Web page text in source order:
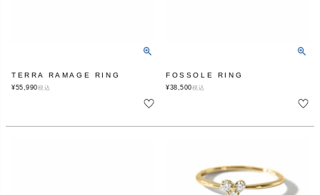
TERRA RAMAGE RING
¥55,990税込
FOSSOLE RING
¥38,500税込